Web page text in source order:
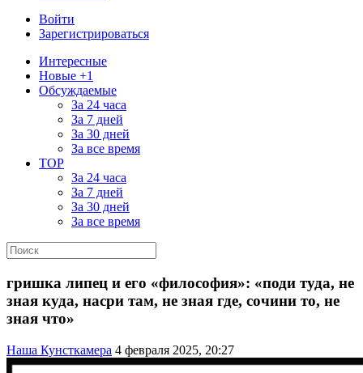
Войти
Зарегистрироваться
Интересные
Новые +1
Обсуждаемые
За 24 часа
За 7 дней
За 30 дней
За все время
TOP
За 24 часа
За 7 дней
За 30 дней
За все время
гришка липец и его «философия»: «поди туда, не
зная куда, насри там, не зная где, сочини то, не
зная что»
Наша Кунсткамера 4 февраля 2025, 20:27